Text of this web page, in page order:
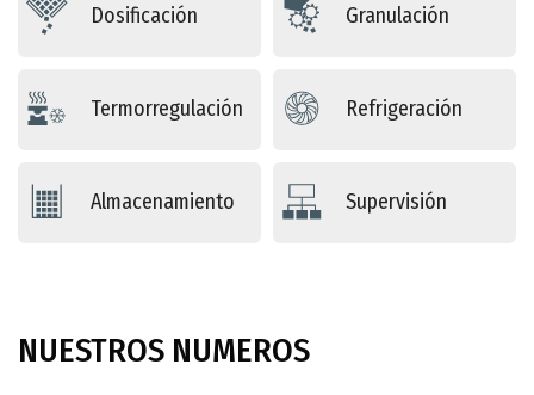
Dosificación Granulación
Termorregulación Refrigeración
Almacenamiento Supervisión
NUESTROS NUMEROS